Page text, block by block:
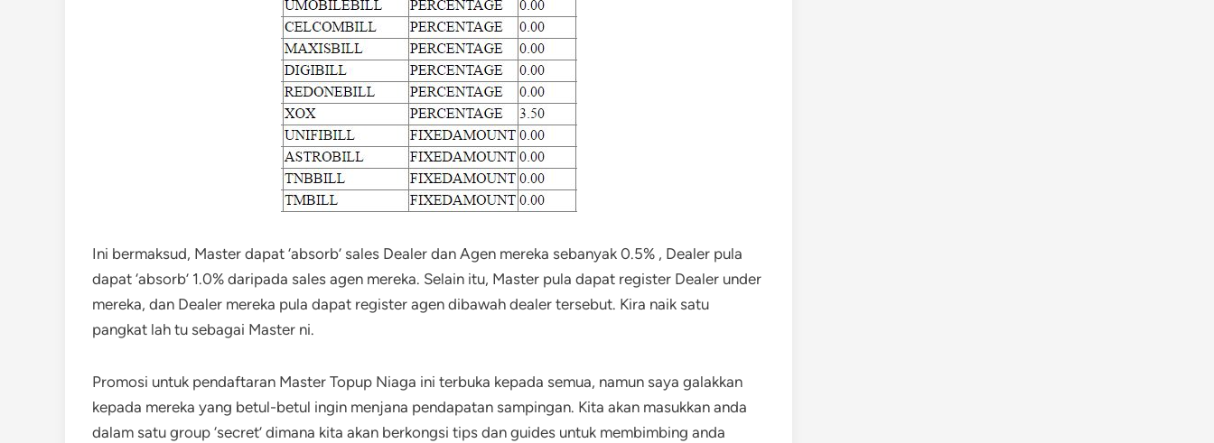
Ini bermaksud, Master dapat ‘absorb’ sales Dealer dan Agen mereka sebanyak 0.5% , Dealer pula
dapat ‘absorb’ 1.0% daripada sales agen mereka. Selain itu, Master pula dapat register Dealer under
mereka, dan Dealer mereka pula dapat register agen dibawah dealer tersebut. Kira naik satu
pangkat lah tu sebagai Master ni.
Promosi untuk pendaftaran Master Topup Niaga ini terbuka kepada semua, namun saya galakkan
kepada mereka yang betul-betul ingin menjana pendapatan sampingan. Kita akan masukkan anda
dalam satu group ‘secret’ dimana kita akan berkongsi tips dan guides untuk membimbing anda